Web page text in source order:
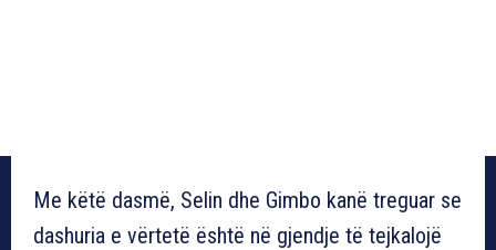
Me këtë dasmë, Selin dhe Gimbo kanë treguar se
dashuria e vërtetë është në gjendje të tejkalojë